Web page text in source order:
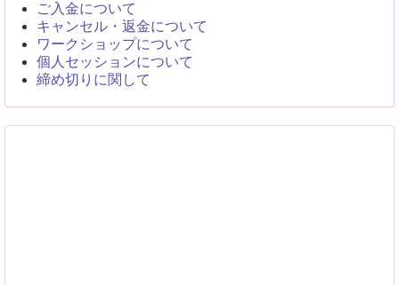
ご入金について
キャンセル・返金について
ワークショップについて
個人セッションについて
締め切りに関して